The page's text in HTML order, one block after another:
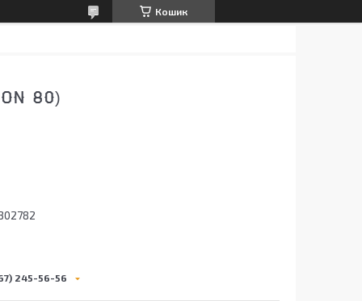
Кошик
80)
245-56-56